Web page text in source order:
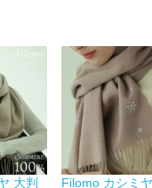
大判
Filomo カシミ